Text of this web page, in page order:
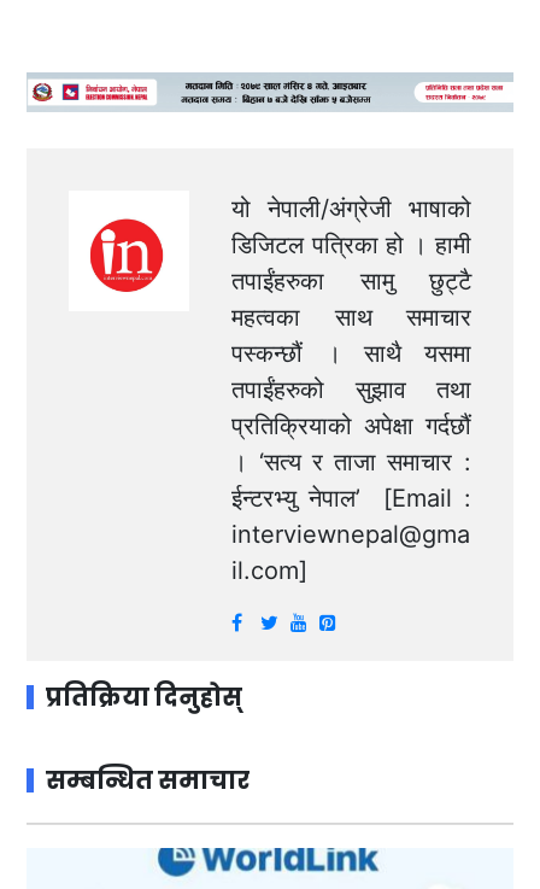
यो नेपाली/अंग्रेजी भाषाको
डिजिटल पत्रिका हो । हामी
तपाईंहरुका सामु छुट्टै
महत्वका साथ समाचार
पस्कन्छौं । साथै यसमा
तपाईंहरुको सुझाव तथा
प्रतिक्रियाको अपेक्षा गर्दछौं
। ‘सत्य र ताजा समाचार :
ईन्टरभ्यु नेपाल’ [Email :
interviewnepal@gma
il.com]
प्रतिक्रिया दिनुहोस्
सम्बन्धित समाचार